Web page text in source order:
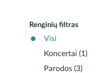
Renginių filtras
Visi
Koncertai (1)
Parodos (3)